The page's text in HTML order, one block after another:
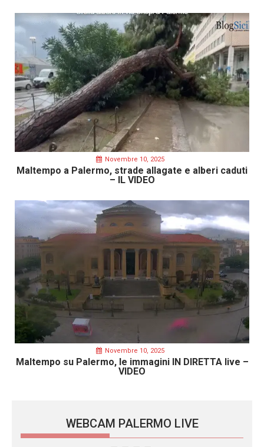
Novembre 10, 2025
Maltempo a Palermo, strade allagate e alberi caduti
– IL VIDEO
Novembre 10, 2025
Maltempo su Palermo, le immagini IN DIRETTA live –
VIDEO
WEBCAM PALERMO LIVE